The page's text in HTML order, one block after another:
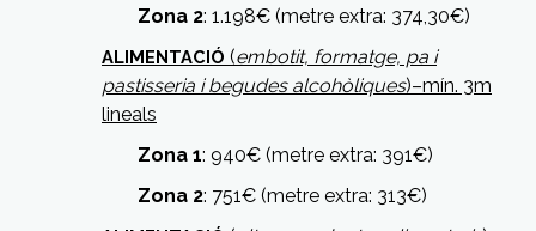
Zona 2: 1.198€ (metre extra: 374,30€)
ALIMENTACIÓ (embotit, formatge, pa i
pastisseria i begudes alcohòliques)–mín. 3m
lineals
Zona 1: 940€ (metre extra: 391€)
Zona 2: 751€ (metre extra: 313€)